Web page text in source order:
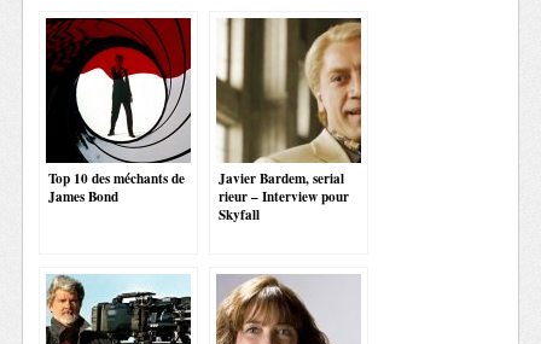
Top 10 des méchants de
James Bond
Javier Bardem, serial
rieur – Interview pour
Skyfall